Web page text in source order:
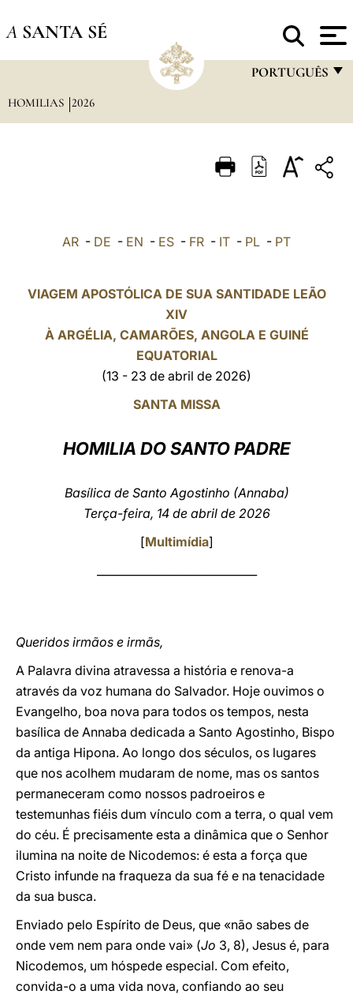
A SANTA SÉ
PORTUGUÊS
ITALIANO
POLSKI
HOMILIAS 2026
AR - DE - EN - ES - FR - IT - PL - PT
VIAGEM APOSTÓLICA DE SUA SANTIDADE LEÃO
XIV
À ARGÉLIA, CAMARÕES, ANGOLA E GUINÉ
EQUATORIAL
(13 - 23 de abril de 2026)
SANTA MISSA
HOMILIA DO SANTO PADRE
Basílica de Santo Agostinho (Annaba)
Terça-feira, 14 de abril de 2026
[Multimídia]
Queridos irmãos e irmãs,
A Palavra divina atravessa a história e renova-a
através da voz humana do Salvador. Hoje ouvimos o
Evangelho, boa nova para todos os tempos, nesta
basílica de Annaba dedicada a Santo Agostinho, Bispo
da antiga Hipona. Ao longo dos séculos, os lugares
que nos acolhem mudaram de nome, mas os santos
permaneceram como nossos padroeiros e
testemunhas fiéis dum vínculo com a terra, o qual vem
do céu. É precisamente esta a dinâmica que o Senhor
ilumina na noite de Nicodemos: é esta a força que
Cristo infunde na fraqueza da sua fé e na tenacidade
da sua busca.
Enviado pelo Espírito de Deus, que «não sabes de
onde vem nem para onde vai» (Jo 3, 8), Jesus é, para
Nicodemos, um hóspede especial. Com efeito,
convida-o a uma vida nova, confiando ao seu